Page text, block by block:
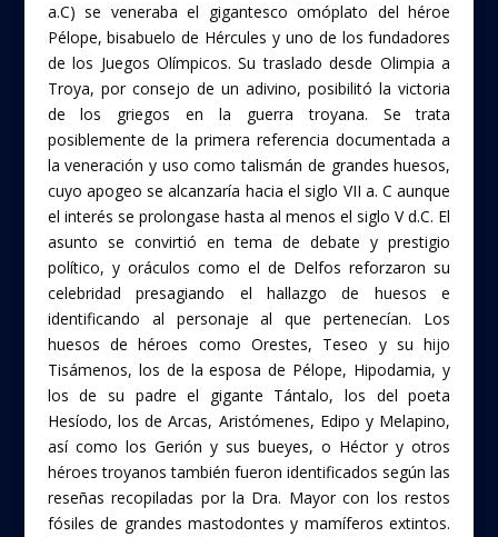
a.C) se veneraba el gigantesco omóplato del héroe
Pélope, bisabuelo de Hércules y uno de los fundadores
de los Juegos Olímpicos. Su traslado desde Olimpia a
Troya, por consejo de un adivino, posibilitó la victoria
de los griegos en la guerra troyana. Se trata
posiblemente de la primera referencia documentada a
la veneración y uso como talismán de grandes huesos,
cuyo apogeo se alcanzaría hacia el siglo VII a. C aunque
el interés se prolongase hasta al menos el siglo V d.C. El
asunto se convirtió en tema de debate y prestigio
político, y oráculos como el de Delfos reforzaron su
celebridad presagiando el hallazgo de huesos e
identificando al personaje al que pertenecían. Los
huesos de héroes como Orestes, Teseo y su hijo
Tisámenos, los de la esposa de Pélope, Hipodamia, y
los de su padre el gigante Tántalo, los del poeta
Hesíodo, los de Arcas, Aristómenes, Edipo y Melapino,
así como los Gerión y sus bueyes, o Héctor y otros
héroes troyanos también fueron identificados según las
reseñas recopiladas por la Dra. Mayor con los restos
fósiles de grandes mastodontes y mamíferos extintos.